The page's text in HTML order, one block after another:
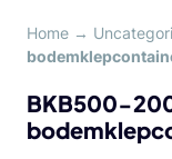
Home →
BKB500-